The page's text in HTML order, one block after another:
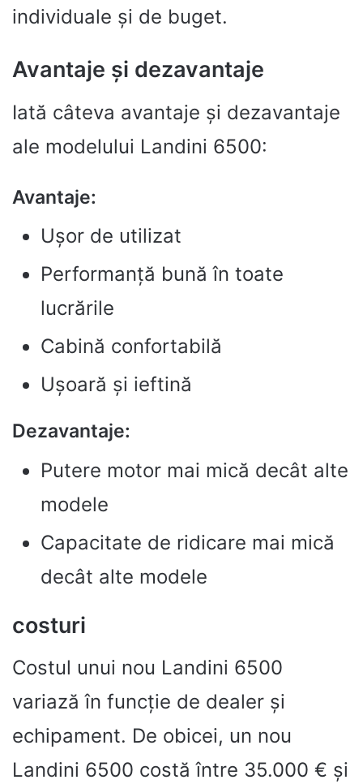
individuale și de buget.
Avantaje și dezavantaje
Iată câteva avantaje și dezavantaje
ale modelului Landini 6500:
Avantaje:
Ușor de utilizat
Performanță bună în toate
lucrările
Cabină confortabilă
Ușoară și ieftină
Dezavantaje:
Putere motor mai mică decât alte
modele
Capacitate de ridicare mai mică
decât alte modele
costuri
Costul unui nou Landini 6500
variază în funcție de dealer și
echipament. De obicei, un nou
Landini 6500 costă între 35.000 € și